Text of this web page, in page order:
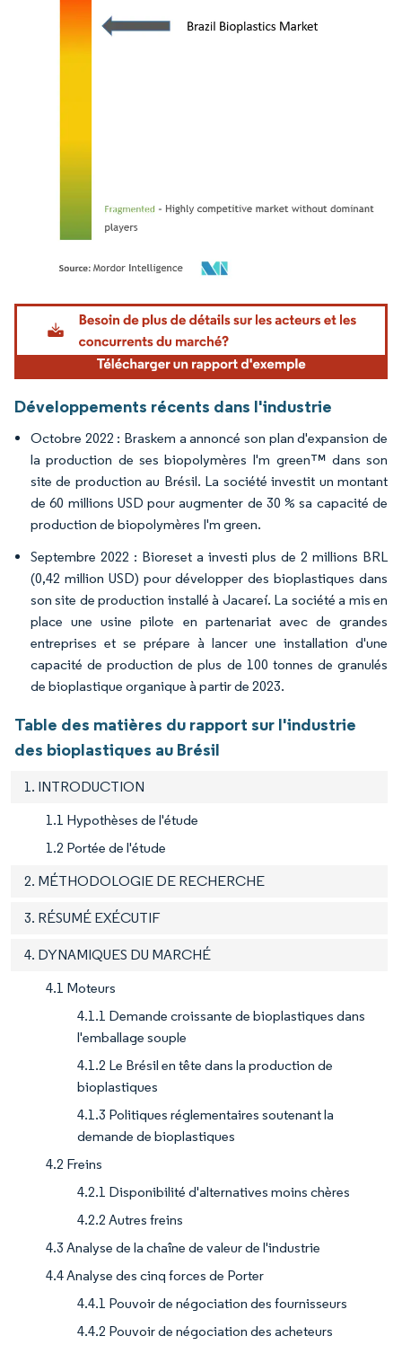
Image © Mordor Intelligence. La réutilisation nécessite une attribution sous CC BY
Développements récents dans l'industrie
Octobre 2022 : Braskem a annoncé son plan d'expansion de
la production de ses biopolymères I'm green™ dans son
site de production au Brésil. La société investit un montant
de 60 millions USD pour augmenter de 30 % sa capacité de
production de biopolymères I'm green.
Septembre 2022 : Bioreset a investi plus de 2 millions BRL
(0,42 million USD) pour développer des bioplastiques dans
son site de production installé à Jacareí. La société a mis en
place une usine pilote en partenariat avec de grandes
entreprises et se prépare à lancer une installation d'une
capacité de production de plus de 100 tonnes de granulés
de bioplastique organique à partir de 2023.
Table des matières du rapport sur l'industrie
des bioplastiques au Brésil
1. INTRODUCTION
1.1 Hypothèses de l'étude
1.2 Portée de l'étude
2. MÉTHODOLOGIE DE RECHERCHE
3. RÉSUMÉ EXÉCUTIF
4. DYNAMIQUES DU MARCHÉ
4.1 Moteurs
4.1.1 Demande croissante de bioplastiques dans
l'emballage souple
4.1.2 Le Brésil en tête dans la production de
bioplastiques
4.1.3 Politiques réglementaires soutenant la
demande de bioplastiques
4.2 Freins
4.2.1 Disponibilité d'alternatives moins chères
4.2.2 Autres freins
4.3 Analyse de la chaîne de valeur de l'industrie
4.4 Analyse des cinq forces de Porter
4.4.1 Pouvoir de négociation des fournisseurs
4.4.2 Pouvoir de négociation des acheteurs